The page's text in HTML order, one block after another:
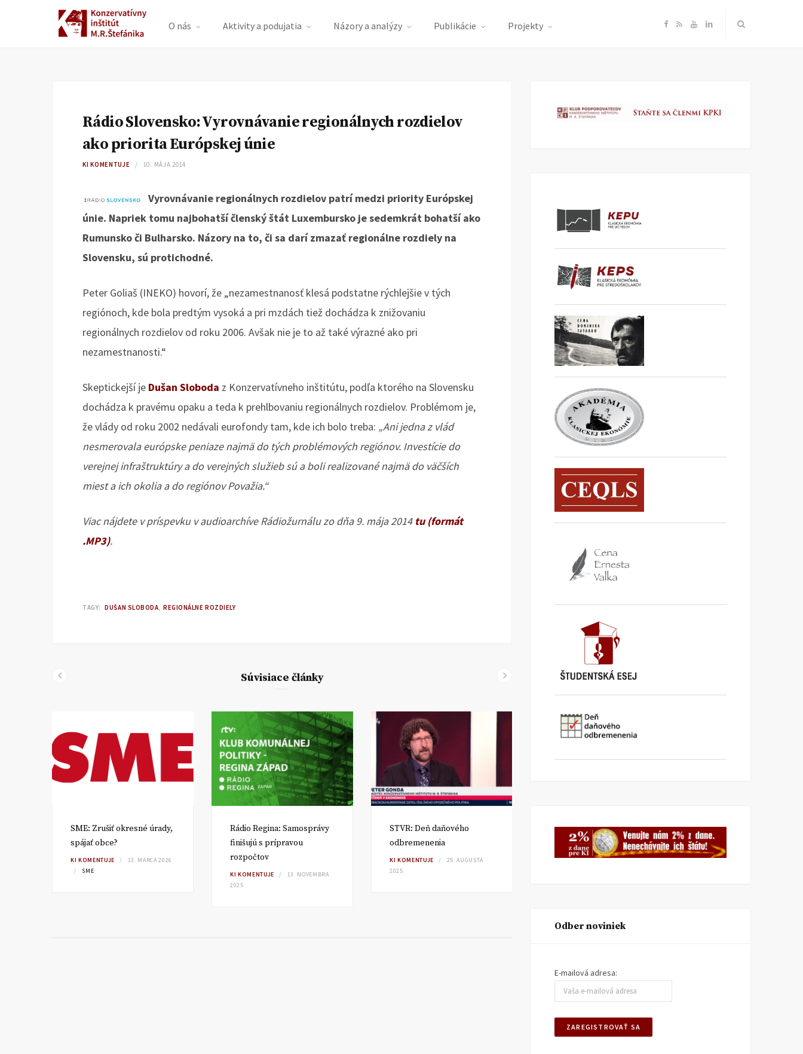
O nás Aktivity a podujatia Názory a analýzy Publikácie Projekty F
e
R Y
T
L
k
Rádio Slovensko: Vyrovnávanie regionálnych rozdielov
ako priorita Európskej únie
KI KOMENTUJE 10. MÁJA 2014
Vyrovnávanie regionálnych rozdielov patrí medzi priority Európskej
únie. Napriek tomu najbohatší členský štát Luxembursko je sedemkrát bohatší ako
Rumunsko či Bulharsko. Názory na to, či sa darí zmazať regionálne rozdiely na
Slovensku, sú protichodné.
Peter Goliaš (INEKO) hovorí, že „nezamestnanosť klesá podstatne rýchlejšie v tých
regiónoch, kde bola predtým vysoká a pri mzdách tiež dochádza k znižovaniu
regionálnych rozdielov od roku 2006. Avšak nie je to až také výrazné ako pri
nezamestnanosti.“
Skeptickejší je Dušan Sloboda z Konzervatívneho inštitútu, podľa ktorého na Slovensku
dochádza k pravému opaku a teda k prehlbovaniu regionálnych rozdielov. Problémom je,
že vlády od roku 2002 nedávali eurofondy tam, kde ich bolo treba: „Ani jedna z vlád
nesmerovala európske peniaze najmä do tých problémových regiónov. Investície do
verejnej infraštruktúry a do verejných služieb sú a boli realizované najmä do väčších
miest a ich okolia a do regiónov Považia.“
Viac nájdete v príspevku v audioarchíve Rádiožurnálu zo dňa 9. mája 2014 tu (formát
.MP3).
TAGY: DUŠAN SLOBODA REGIONÁLNE ROZDIELY
Súvisiace články
SME: Zrušiť okresné úrady,
spájať obce?
KI KOMENTUJE
13. MARCA 2026
SME
Rádio Regina: Samosprávy
finišujú s prípravou
rozpočtov
KI KOMENTUJE
13. NOVEMBRA
2025
STVR: Deň daňového
odbremenenia
KI KOMENTUJE
25. AUGUSTA
2025
TA3: Konečne prišiel deň,
kedy už pracujeme pre
seba
K bludom SNS o
k trom socialistickým
krajom
Odber noviniek
E-mailová adresa: